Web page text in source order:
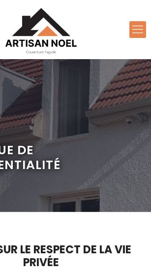
DE
LE RESPECT DE LA VIE
PRIVÉE